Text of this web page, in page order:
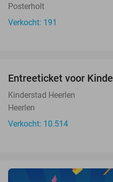
Posterholt
Verkocht: 191
Entreeticket voor
Kinderstad Heerlen
Heerlen
Verkocht: 10.514